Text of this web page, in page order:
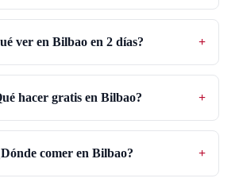
ver en Bilbao en 2 días? +
hacer gratis en Bilbao? +
comer en Bilbao? +